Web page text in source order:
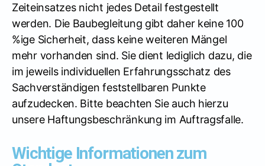
Zeiteinsatzes nicht jedes Detail festgestellt
werden. Die Baubegleitung gibt daher keine 100
%ige Sicherheit, dass keine weiteren Mängel
mehr vorhanden sind. Sie dient lediglich dazu, die
im jeweils individuellen Erfahrungsschatz des
Sachverständigen feststellbaren Punkte
aufzudecken. Bitte beachten Sie auch hierzu
unsere Haftungsbeschränkung im Auftragsfalle.
Wichtige Informationen zum